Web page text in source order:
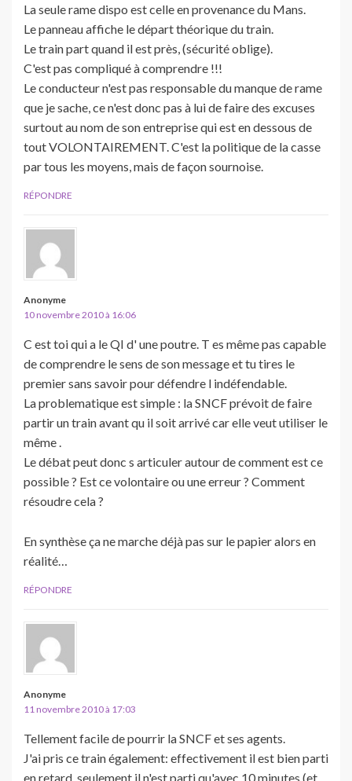
La seule rame dispo est celle en provenance du Mans.
Le panneau affiche le départ théorique du train.
Le train part quand il est près, (sécurité oblige).
C'est pas compliqué à comprendre !!!
Le conducteur n'est pas responsable du manque de rame
que je sache, ce n'est donc pas à lui de faire des excuses
surtout au nom de son entreprise qui est en dessous de
tout VOLONTAIREMENT. C'est la politique de la casse
par tous les moyens, mais de façon sournoise.
RÉPONDRE
Anonyme
10 novembre 2010 à 16:06
C est toi qui a le QI d' une poutre. T es même pas capable
de comprendre le sens de son message et tu tires le
premier sans savoir pour défendre l indéfendable.
La problematique est simple : la SNCF prévoit de faire
partir un train avant qu il soit arrivé car elle veut utiliser le
même .
Le débat peut donc s articuler autour de comment est ce
possible ? Est ce volontaire ou une erreur ? Comment
résoudre cela ?
En synthèse ça ne marche déjà pas sur le papier alors en
réalité…
RÉPONDRE
Anonyme
11 novembre 2010 à 17:03
Tellement facile de pourrir la SNCF et ses agents.
J'ai pris ce train également: effectivement il est bien parti
en retard, seulement il n'est parti qu'avec 10 minutes (et